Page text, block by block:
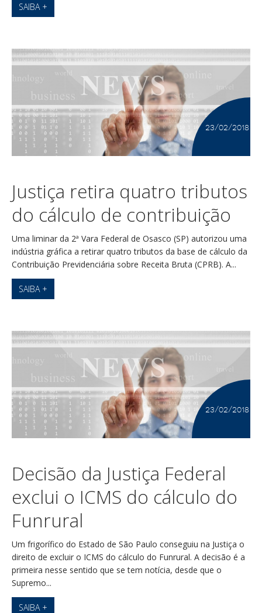
SAIBA +
23/02/2018
Justiça retira quatro tributos
do cálculo de contribuição
Uma liminar da 2ª Vara Federal de Osasco (SP) autorizou uma
indústria gráfica a retirar quatro tributos da base de cálculo da
Contribuição Previdenciária sobre Receita Bruta (CPRB). A...
SAIBA +
23/02/2018
Decisão da Justiça Federal
exclui o ICMS do cálculo do
Funrural
Um frigorífico do Estado de São Paulo conseguiu na Justiça o
direito de excluir o ICMS do cálculo do Funrural. A decisão é a
primeira nesse sentido que se tem notícia, desde que o
Supremo...
SAIBA +